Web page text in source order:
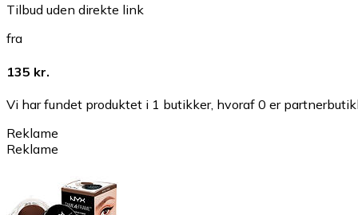
Tilbud uden direkte link
fra
135 kr.
Vi har fundet produktet i 1 butikker, hvoraf 0 er
Reklame
Reklame